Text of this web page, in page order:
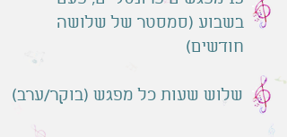
בשבוע (סמסטר של שלושה
חודשים)
שלוש שעות כל מפגש (בוקר/ערב)